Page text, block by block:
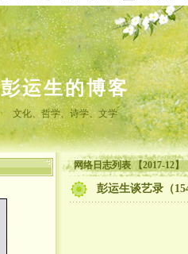
彭运生的博客
文化、哲学、诗学、文学
网络日志列表 【2017-12】
彭运生谈艺录（